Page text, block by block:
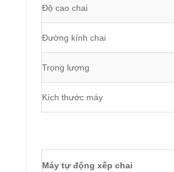
Độ cao chai
Đường kính chai
Trọng lượng
Kích thước máy
Máy tự động xếp chai